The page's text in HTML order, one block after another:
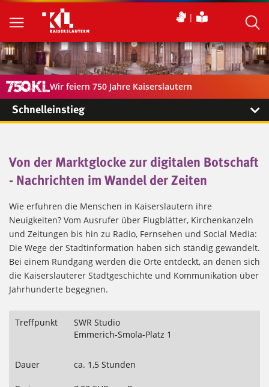
Wir feiern 750 Jahre Kaiserslautern
Schnelleinstieg
Von der Marktglocke zur digitalen Botschaft
- Nachrichten im Wandel der Zeiten
Wie erfuhren die Menschen in Kaiserslautern ihre
Neuigkeiten? Vom Ausrufer über Flugblätter, Kirchenkanzeln
und Zeitungen bis hin zu Radio, Fernsehen und Social Media:
Die Wege der Stadtinformation haben sich ständig gewandelt.
Bei einem Rundgang werden die Orte entdeckt, an denen sich
die Kaiserslauterer Stadtgeschichte und Kommunikation über
Jahrhunderte begegnen.
Treffpunkt
SWR Studio
Emmerich-Smola-Platz 1
Dauer ca. 1,5 Stunden